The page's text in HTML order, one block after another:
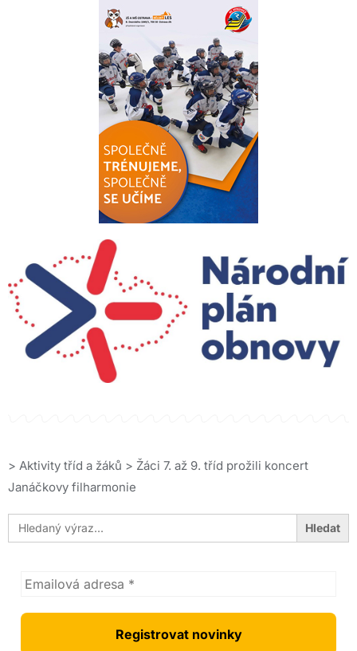
> Aktivity tříd a žáků > Žáci 7. až 9. tříd prožili koncert
Janáčkovy filharmonie
Search
for: